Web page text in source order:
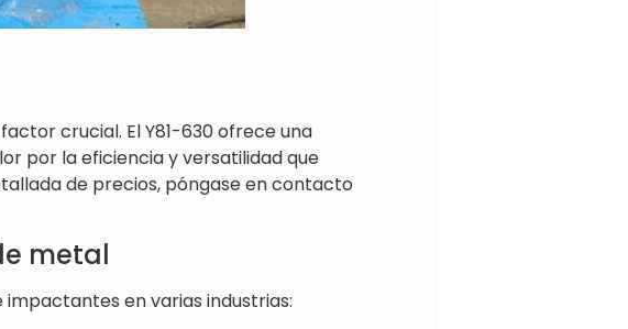
crucial. El Y81-630 ofrece una
por la eficiencia y versatilidad que
de precios, póngase en contacto
metal
impactantes en varias industrias: